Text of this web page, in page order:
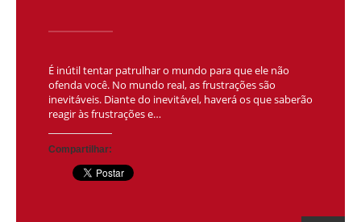
É inútil tentar patrulhar o mundo para que ele não
ofenda você. No mundo real, as frustrações são
inevitáveis. Diante do inevitável, haverá os que saberão
reagir às frustrações e…
Compartilhar: